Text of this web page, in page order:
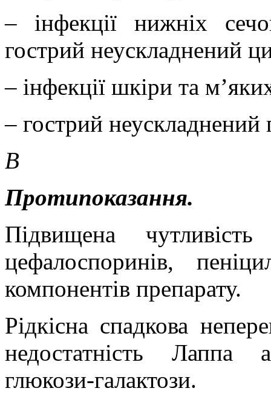
–
інфекції нижніх
гострий неускладнений
– інфекції шкіри та
– гострий неускладнений
В
Протипоказання.
Підвищена
цефалоспоринів,
компонентів препарату.
Рідкісна спадкова
недостатність Лаппа
глюкози-галактози.